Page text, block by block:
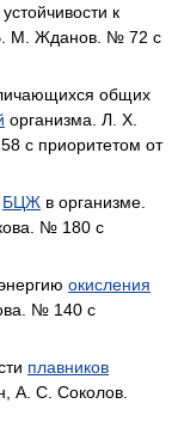
к
М. Жданов. № 72 с
общих
организма. Л. X.
с приоритетом от
БЦЖ в организме.
№ 180 с
окисления
№ 140 с
плавников
А. С. Соколов.